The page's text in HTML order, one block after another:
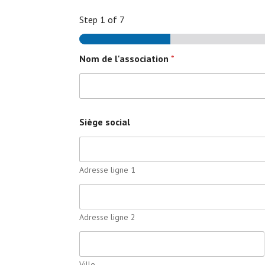
Step 1 of 7
Nom de l'association*
Siège social
Adresse ligne 1
Adresse ligne 2